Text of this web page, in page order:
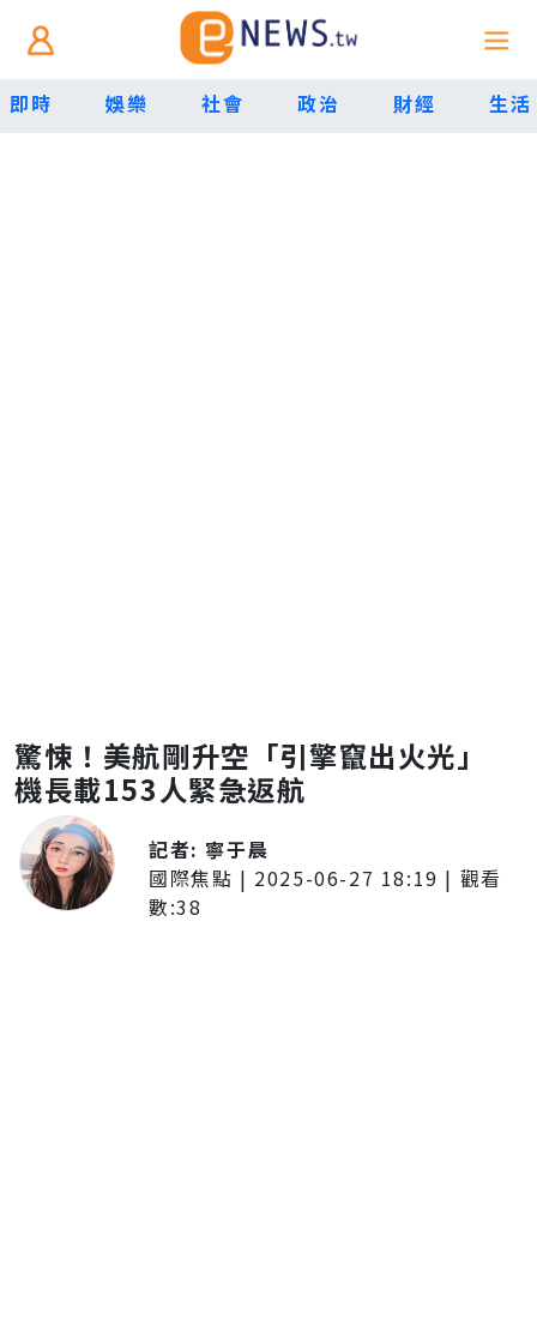
即時 娛樂 社會 政治 財經 生活
驚悚！美航剛升空「引擎竄出火光」
機長載153人緊急返航
記者: 寧于晨
國際焦點 | 2025-06-27 18:19 | 觀看
數:38